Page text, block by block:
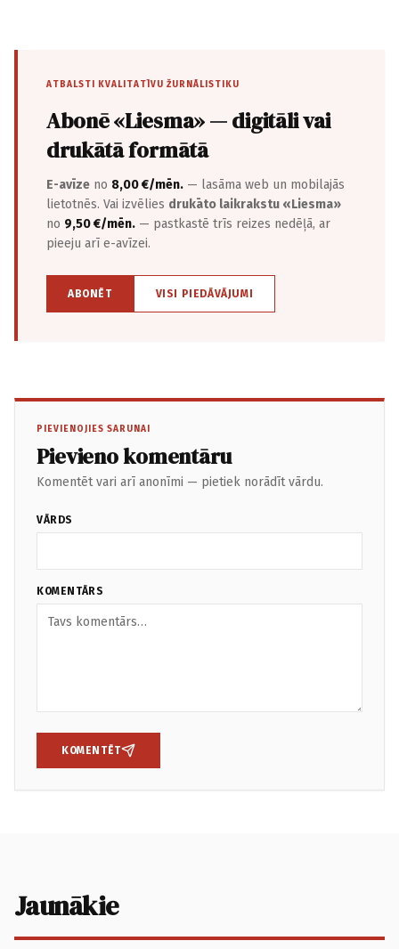
ATBALSTI KVALITATĪVU ŽURNĀLISTIKU
Abonē «Liesma» — digitāli vai
drukātā formātā
E-avīze no 8,00 €/mēn. — lasāma web un mobilajās
lietotnēs. Vai izvēlies drukāto laikrakstu «Liesma»
no 9,50 €/mēn. — pastkastē trīs reizes nedēļā, ar
pieeju arī e-avīzei.
ABONĒT VISI PIEDĀVĀJUMI
PIEVIENOJIES SARUNAI
Pievieno komentāru
Komentēt vari arī anonīmi — pietiek norādīt vārdu.
VĀRDS
KOMENTĀRS
KOMENTĒT
Jaunākie